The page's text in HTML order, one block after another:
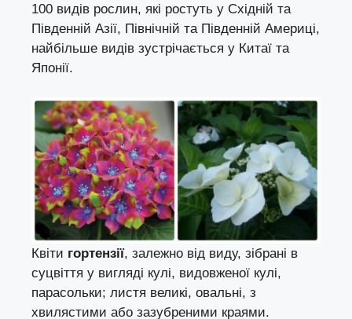
100 видів рослин, які ростуть у Східній та
Південній Азії, Північній та Південній Америці,
найбільше видів зустрічається у Китаї та
Японії.
Квіти гортензії, залежно від виду, зібрані в
суцвіття у вигляді кулі, видовженої кулі,
парасольки; листя великі, овальні, з
хвилястими або зазубреними краями.